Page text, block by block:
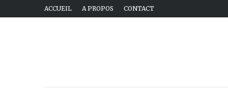
ACCUEIL A PROPOS CONTACT